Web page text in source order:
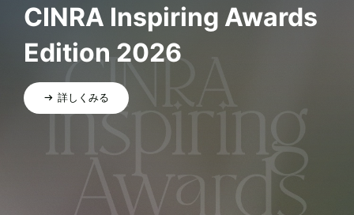
CINRA Inspiring Awards
Edition 2026
詳しくみる